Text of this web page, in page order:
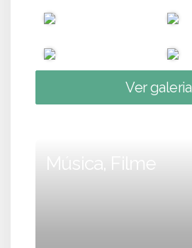
Ver galeria
Música, Filme